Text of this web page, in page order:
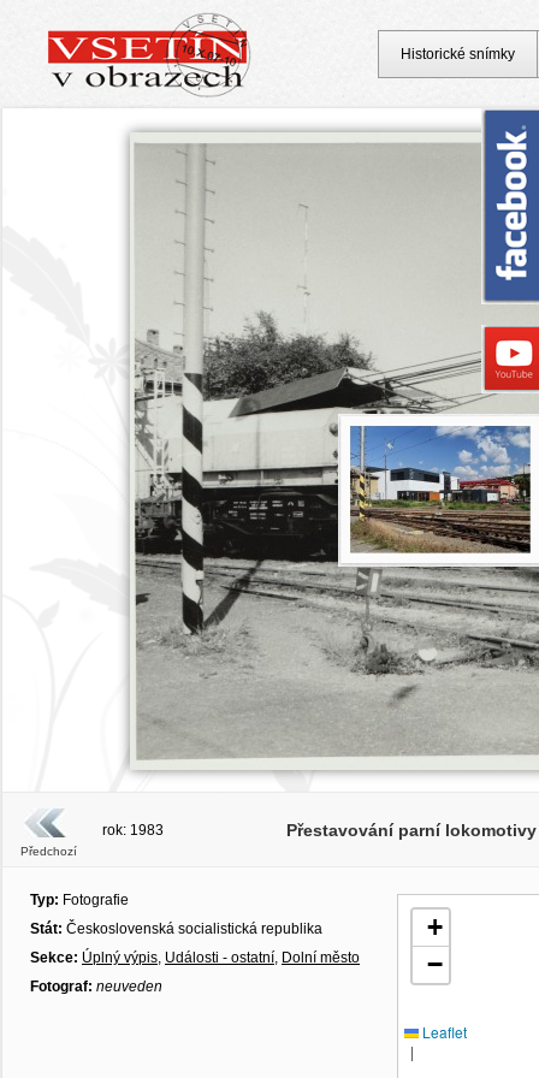
Předchozí
rok: 1983 Přestavování parní
Typ: Fotografie
Stát: Československá socialistická republika
Sekce: Úplný výpis, Události - ostatní, Dolní město
Fotograf: neuveden
+
−
Leaflet
|
Historické snímky